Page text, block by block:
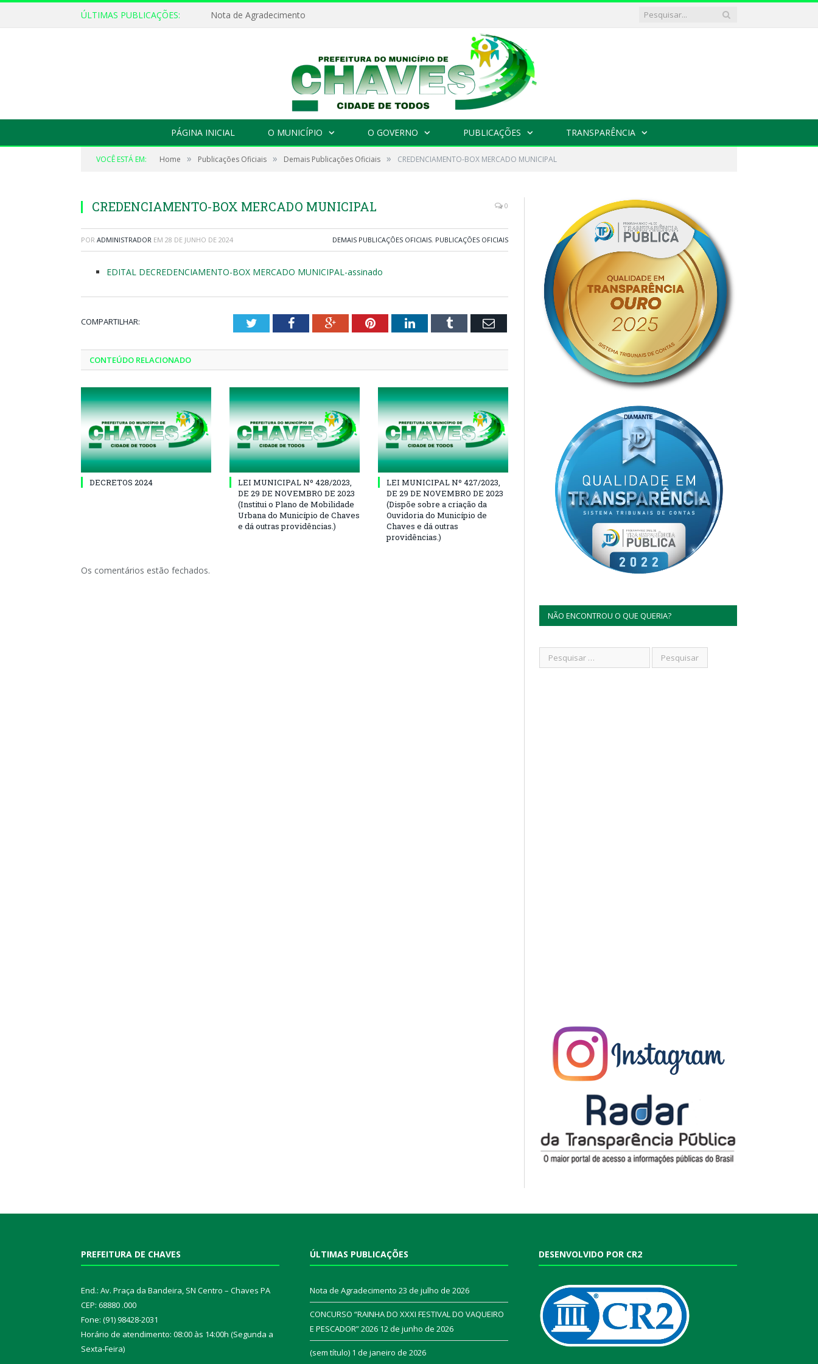
ÚLTIMAS PUBLICAÇÕES: Nota de Agradecimento
PÁGINA INICIAL O MUNICÍPIO O GOVERNO PUBLICAÇÕES TRANSPARÊNCIA
VOCÊ ESTÁ EM: Home » Publicações Oficiais » Demais Publicações Oficiais » CREDENCIAMENTO-BOX MERCADO MUNICIPAL
CREDENCIAMENTO-BOX MERCADO MUNICIPAL 0
POR ADMINISTRADOR EM 28 DE JUNHO DE 2024 DEMAIS PUBLICAÇÕES OFICIAIS, PUBLICAÇÕES OFICIAIS
EDITAL DECREDENCIAMENTO-BOX MERCADO MUNICIPAL-assinado
COMPARTILHAR: TwitterFacebookGoogle+PinterestLinkedInTumblr Email
CONTEÚDO RELACIONADO
DECRETOS 2024
LEI MUNICIPAL Nº 428/2023,
DE 29 DE NOVEMBRO DE 2023
(Institui o Plano de Mobilidade
Urbana do Município de Chaves
e dá outras providências.)
LEI MUNICIPAL Nº 427/2023,
DE 29 DE NOVEMBRO DE 2023
(Dispõe sobre a criação da
Ouvidoria do Município de
Chaves e dá outras
providências.)
Os comentários estão fechados.
NÃO ENCONTROU O QUE QUERIA?
PREFEITURA DE CHAVES
End.: Av. Praça da Bandeira, SN Centro – Chaves PA
CEP: 68880 .000
Fone: (91) 98428-2031
Horário de atendimento: 08:00 às 14:00h (Segunda a
Sexta-Feira)
ÚLTIMAS PUBLICAÇÕES
Nota de Agradecimento 23 de julho de 2026
CONCURSO “RAINHA DO XXXI FESTIVAL DO VAQUEIRO
E PESCADOR” 2026 12 de junho de 2026
(sem título) 1 de janeiro de 2026
DESENVOLVIDO POR CR2